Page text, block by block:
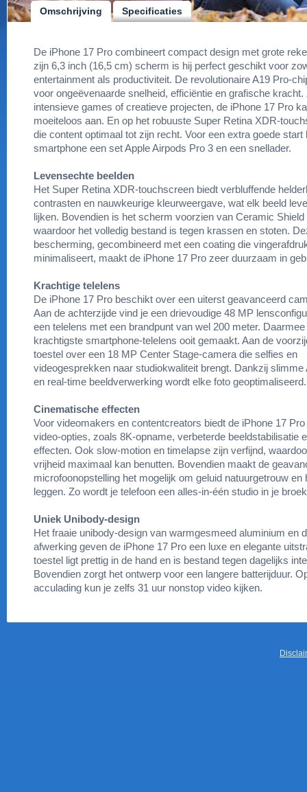
Omschrijving Specificaties
De iPhone 17 Pro combineert compact design met grote
zijn 6,3 inch (16,5 cm) scherm is hij perfect geschikt voor
entertainment als productiviteit. De revolutionaire A19 Pro-
voor ongeëvenaarde snelheid, efficiëntie en grafische kracht.
intensieve games of creatieve projecten, de iPhone 17 Pro
moeiteloos aan. En op het robuuste Super Retina XDR-
die content optimaal tot zijn recht. Voor een extra goede start
smartphone een set Apple Airpods Pro 3 en een snellader.
Levensechte beelden
Het Super Retina XDR-touchscreen biedt verbluffende
contrasten en nauwkeurige kleurweergave, wat elk beeld
lijken. Bovendien is het scherm voorzien van Ceramic Shield
waardoor het volledig bestand is tegen krassen en stoten.
bescherming, gecombineerd met een coating die
minimaliseert, maakt de iPhone 17 Pro zeer duurzaam in
Krachtige telelens
De iPhone 17 Pro beschikt over een uiterst geavanceerd
Aan de achterzijde vind je een drievoudige 48 MP
een telelens met een brandpunt van wel 200 meter.
krachtigste smartphone-telelens ooit gemaakt. Aan de
toestel over een 18 MP Center Stage-camera die selfies en
videogesprekken naar studiokwaliteit brengt. Dankzij slimme
en real-time beeldverwerking wordt elke foto geoptimaliseerd.
Cinematische effecten
Voor videomakers en contentcreators biedt de iPhone 17
video-opties, zoals 8K-opname, verbeterde beeldstabilisatie
effecten. Ook slow-motion en timelapse zijn verfijnd,
vrijheid maximaal kan benutten. Bovendien maakt de
microfoonopstelling het mogelijk om geluid natuurgetrouw en
leggen. Zo wordt je telefoon een alles-in-één studio in je
Uniek Unibody-design
Het fraaie unibody-design van warmgesmeed aluminium en
afwerking geven de iPhone 17 Pro een luxe en elegante
toestel ligt prettig in de hand en is bestand tegen dagelijks
Bovendien zorgt het ontwerp voor een langere batterijduur.
acculading kun je zelfs 31 uur nonstop video kijken.